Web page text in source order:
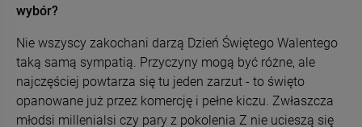
wybór?
Nie wszyscy zakochani darzą Dzień Świętego Walentego
taką samą sympatią. Przyczyny mogą być różne, ale
najczęściej powtarza się tu jeden zarzut - to święto
opanowane już przez komercję i pełne kiczu. Zwłaszcza
młodsi millenialsi czy pary z pokolenia Z nie ucieszą się